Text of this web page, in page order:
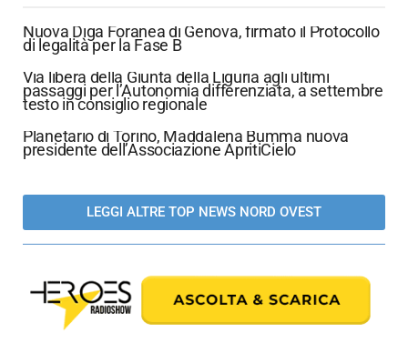
Nuova Diga Foranea di Genova, firmato il Protocollo
di legalità per la Fase B
Via libera della Giunta della Liguria agli ultimi
passaggi per l’Autonomia differenziata, a settembre
testo in consiglio regionale
Planetario di Torino, Maddalena Bumma nuova
presidente dell’Associazione ApritiCielo
LEGGI ALTRE TOP NEWS NORD OVEST